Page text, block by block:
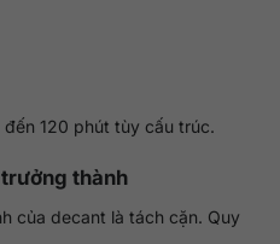
120 phút tùy cấu trúc.
thành
của decant là tách cặn. Quy